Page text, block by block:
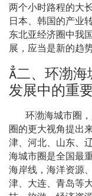
两个小时路程的大
日本、韩国的产业
东北亚经济圈中我
展，应当是新的趋
二、环渤海
发展中的重
环渤海城市圈
圈的更大视角提出
津、河北、山东、
海城市圈是全国最
海岸线，海洋资源
津、大连、青岛等